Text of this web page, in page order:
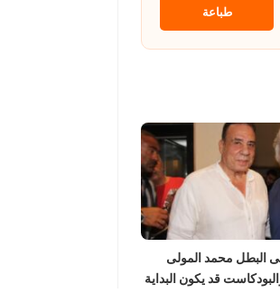
طباعة
البطل محمد المولى
قد يكون البداية